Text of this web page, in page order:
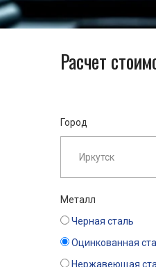
Расчет
Город
Металл
Черная сталь
Оцинкованная
Нержавеющая